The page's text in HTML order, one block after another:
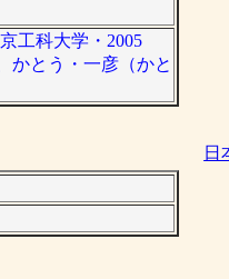
工科大学・2005
かとう・一彦（かと
日